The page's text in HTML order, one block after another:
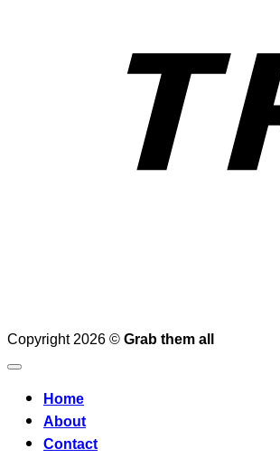
Copyright 2026 © Grab them all
Home
About
Contact